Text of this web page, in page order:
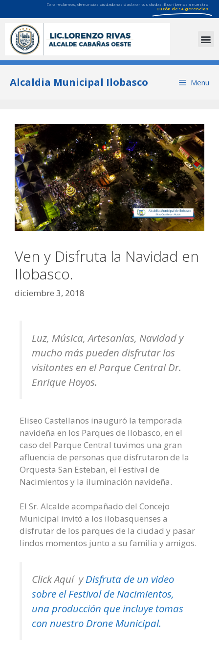
Para reclamos, denuncias ciudadanas ó aclarar tus dudas. Escríbenos a nuestro
Buzón de Sugerencias
Alcaldia Municipal Ilobasco Menu
Ven y Disfruta la Navidad en
Ilobasco.
diciembre 3, 2018
Luz, Música, Artesanías, Navidad y
mucho más pueden disfrutar los
visitantes en el Parque Central Dr.
Enrique Hoyos.
Eliseo Castellanos inauguró la temporada
navideña en los Parques de Ilobasco, en el
caso del Parque Central tuvimos una gran
afluencia de personas que disfrutaron de la
Orquesta San Esteban, el Festival de
Nacimientos y la iluminación navideña.
El Sr. Alcalde acompañado del Concejo
Municipal invitó a los ilobasquenses a
disfrutar de los parques de la ciudad y pasar
lindos momentos junto a su familia y amigos.
Click Aquí yDisfruta de un video
sobre el Festival de Nacimientos,
una producción que incluye tomas
con nuestro Drone Municipal.